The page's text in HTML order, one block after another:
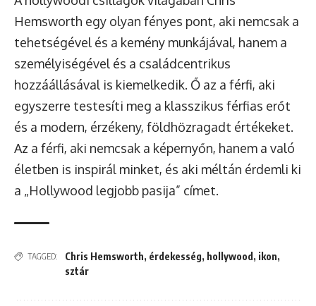
Hemsworth egy olyan fényes pont, aki nemcsak a
tehetségével és a kemény munkájával, hanem a
személyiségével és a családcentrikus
hozzáállásával is kiemelkedik. Ő az a férfi, aki
egyszerre testesíti meg a klasszikus férfias erőt
és a modern, érzékeny, földhözragadt értékeket.
Az a férfi, aki nemcsak a képernyőn, hanem a való
életben is inspirál minket, és aki méltán érdemli ki
a „Hollywood legjobb pasija” címet.
TAGGED: Chris Hemsworth, érdekesség, hollywood, ikon,
sztár